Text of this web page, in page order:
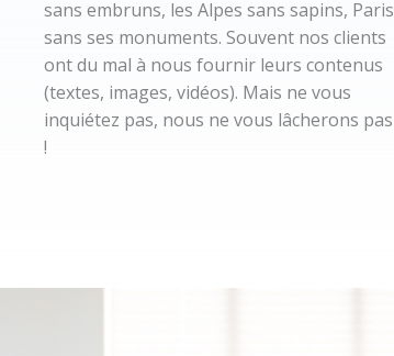
sans embruns, les Alpes sans sapins, Paris
sans ses monuments. Souvent nos clients
ont du mal à nous fournir leurs contenus
(textes, images, vidéos). Mais ne vous
inquiétez pas, nous ne vous lâcherons pas
!